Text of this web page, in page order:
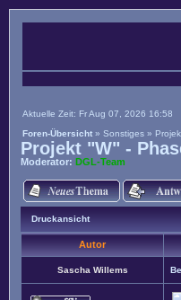
Aktuelle Zeit: Fr Aug 07, 2026 16:58
Foren-Übersicht » Sonstiges »
Projekt "W" -
Moderator: DGL-Team
Druckansicht
Autor
Sascha Willems